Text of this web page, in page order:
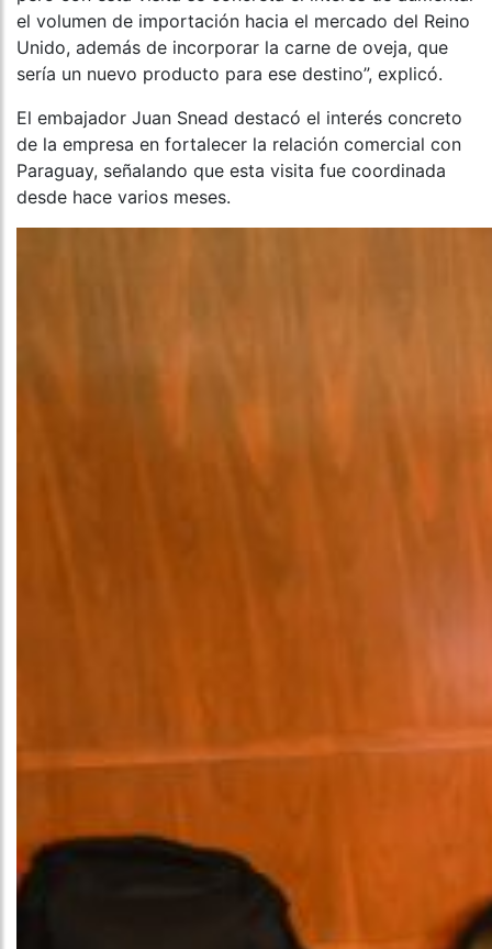
el volumen de importación hacia el mercado del Reino
Unido, además de incorporar la carne de oveja, que
sería un nuevo producto para ese destino”, explicó.
El embajador Juan Snead destacó el interés concreto
de la empresa en fortalecer la relación comercial con
Paraguay, señalando que esta visita fue coordinada
desde hace varios meses.